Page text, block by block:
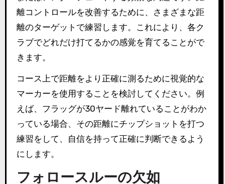
離コントロールを改善するために、さまざまな距
離のターゲットで練習します。これにより、各ク
ラブでどれだけ打てるかの感覚を育てることがで
きます。
コース上で距離をより正確に測るために視覚的な
マーカーを使用することを検討してください。例
えば、フラッグが30ヤード離れていることがわか
っている場合、その距離にチップショットを打つ
練習をして、自信を持って正確に判断できるよう
にします。
フォロースルーの欠如